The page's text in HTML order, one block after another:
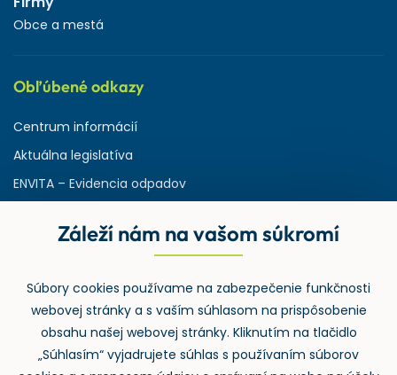
Obce a mestá
Obľúbené odkazy
Centrum informácií
Aktuálna legislatíva
ENVITA – Evidencia odpadov
Ministerstvo životného prostredia
ASPI | Svet práva pre profesionálov
Denník Odpady-portal.sk
Záleží nám na vašom súkromí
Súbory cookies používame na zabezpečenie funkčnosti
webovej stránky a s vaším súhlasom na prispôsobenie
obsahu našej webovej stránky. Kliknutím na tlačidlo
„Súhlasím“ vyjadrujete súhlas s používaním súborov